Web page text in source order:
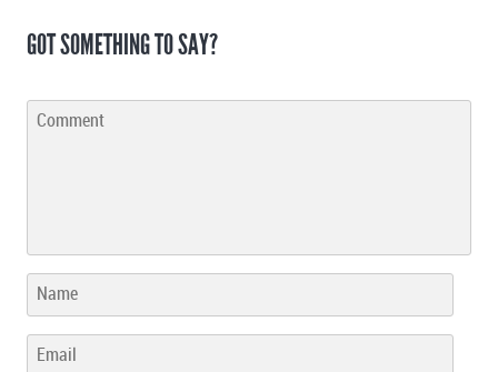
GOT SOMETHING TO SAY?